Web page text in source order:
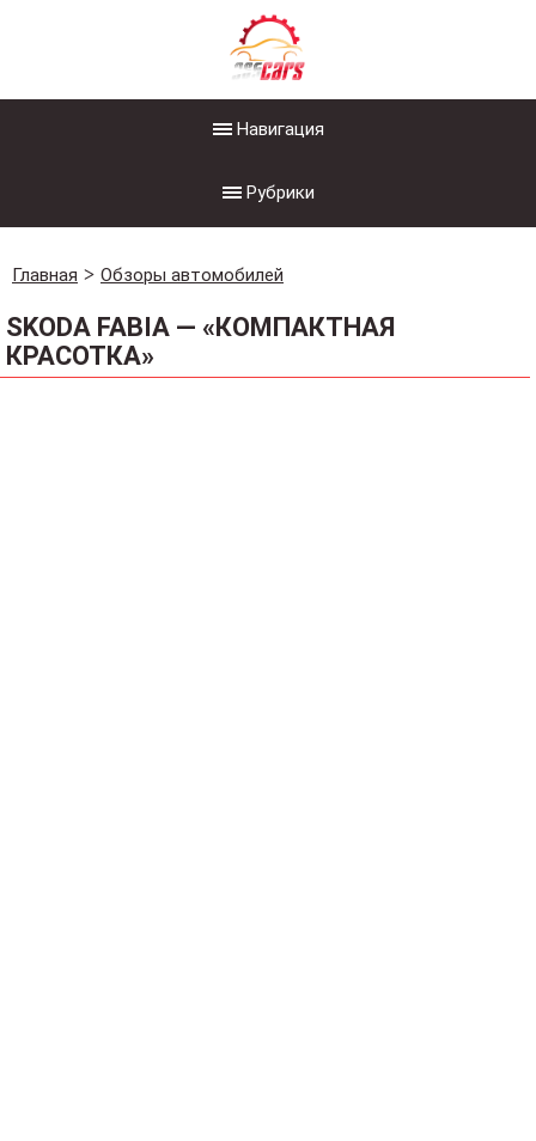
Навигация
Рубрики
Главная Обзоры автомобилей
SKODA FABIA — «КОМПАКТНАЯ
КРАСОТКА»